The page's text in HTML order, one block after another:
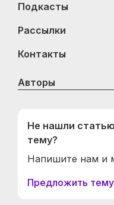
Подкасты
Рассылки
Контакты
Авторы
Не нашли
тему?
Напишите нам и
Предложить тему